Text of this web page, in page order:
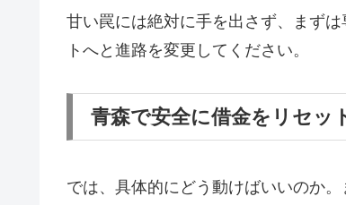
甘い罠には絶対に手を出さず、まず
トへと進路を変更してください。
青森で安全に借金をリセッ
では、具体的にどう動けばいいのか